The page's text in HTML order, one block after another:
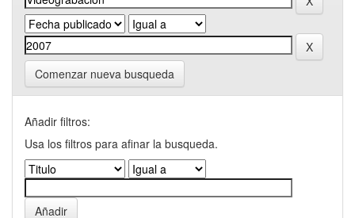
Comenzar nueva busqueda
Añadir filtros:
Usa los filtros para afinar la busqueda.